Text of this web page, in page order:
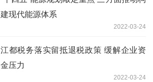
建现代能源体系
2022-03-24
江都税务落实留抵退税政策 缓解企业资
金压力
2022-03-24